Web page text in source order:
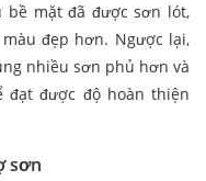
bề mặt đã được sơn lót,
đẹp hơn. Ngược lại,
nhiều sơn phủ hơn và
được độ hoàn thiện
sơn